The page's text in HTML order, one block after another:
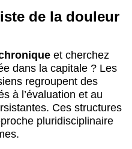
de la douleur
et cherchez
dans la capitale ? Les
regroupent des
à l’évaluation et au
Ces structures
pluridisciplinaire